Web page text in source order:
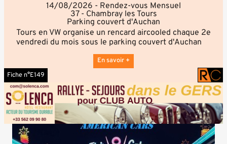
14/08/2026 - Rendez-vous Mensuel
37 - Chambray les Tours
Parking couvert d'Auchan
Tours en VW organise un rencard aircooled chaque 2e
vendredi du mois sous le parking couvert d'Auchan
Chambray les Tours. Le rendez-vous est fixé à 20h30
vers les pompes à essence, ou à 19h-19h30 au flunch
pour ceux qui ont la flemme de se faire à manger
avant de venir. On vous attends nombreux (N'hésitez
pas à venir avec une bière fraiche, on a de quoi les
ouvrir). Ouvert à tous avec ou sans VW. Nous
partageons un moment de convivialité autour de
notre passion commune : les véhicules Volkswagen à
moteur arrière (cox, combis, karmann, 181, buggy,
etc...).
En savoir +
Fiche n°E149